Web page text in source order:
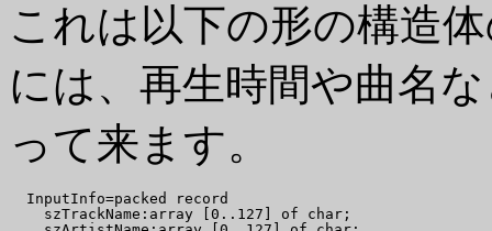
これは以下の形の構造
には、再生時間や曲名
って来ます。
  InputInfo=packed record
    szTrackName:array [0..127] of char;